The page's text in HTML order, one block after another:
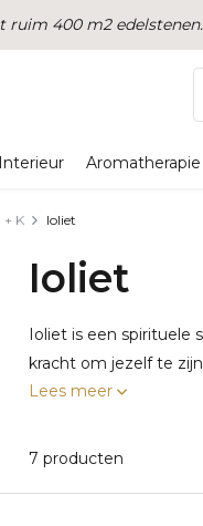
ruim 400 m2 edelstenen.
+ K Ioliet
Ioliet
Ioliet is een spirituele
kracht om jezelf te
Lees meer
7 producten